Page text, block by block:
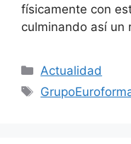
físicamente con
culminando así un
Actualidad